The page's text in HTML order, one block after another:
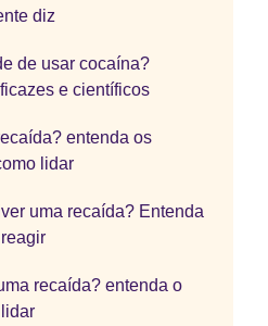
diz
de usar cocaína?
e científicos
entenda os
lidar
uma recaída? Entenda
recaída? entenda o